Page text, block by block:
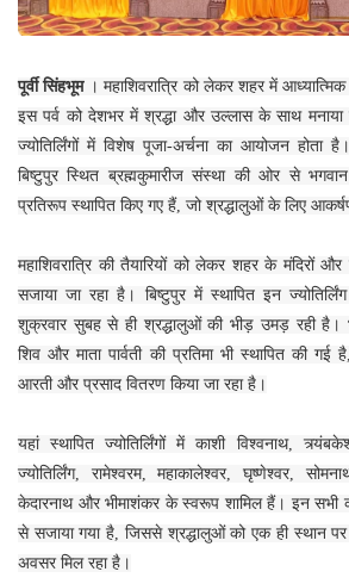
पूर्वी सिंहभूम । महाशिवरात्रि को लेकर शहर में
इस पर्व को देशभर में श्रद्धा और उल्लास के साथ
ज्योतिर्लिंगों में विशेष पूजा-अर्चना का आयोजन
बिष्टुपुर स्थित ब्रह्मकुमारीज संस्था की ओर से
प्रतिरूप स्थापित किए गए हैं, जो श्रद्धालुओं के लिए
महाशिवरात्रि की तैयारियों को लेकर शहर के मंदिरों
सजाया जा रहा है। बिष्टुपुर में स्थापित इन
शुक्रवार सुबह से ही श्रद्धालुओं की भीड़ उमड़ रही है।
शिव और माता पार्वती की प्रतिमा भी स्थापित की
आरती और प्रसाद वितरण किया जा रहा है।
यहां स्थापित ज्योतिर्लिंगों में काशी विश्वनाथ,
ज्योतिर्लिंग, रामेश्वरम, महाकालेश्वर, घृष्णेश्वर,
केदारनाथ और भीमाशंकर के स्वरूप शामिल हैं। इन
से सजाया गया है, जिससे श्रद्धालुओं को एक ही स्थान पर
अवसर मिल रहा है।